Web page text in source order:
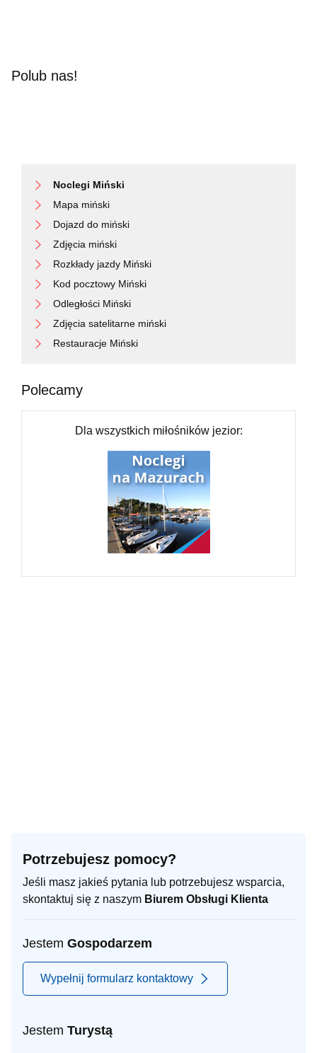
Polub nas!
Noclegi Miński
Mapa miński
Dojazd do miński
Zdjęcia miński
Rozkłady jazdy Miński
Kod pocztowy Miński
Odległości Miński
Zdjęcia satelitarne miński
Restauracje Miński
Polecamy
Dla wszystkich miłośników jezior:
Potrzebujesz pomocy?
Jeśli masz jakieś pytania lub potrzebujesz wsparcia,
skontaktuj się z naszym Biurem Obsługi Klienta
Jestem Gospodarzem
Wypełnij formularz kontaktowy
Jestem Turystą